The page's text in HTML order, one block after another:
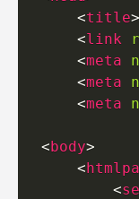
<title>
<link
<meta
<meta
<meta
<body>
<
<